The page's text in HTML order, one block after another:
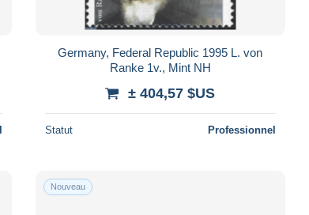
Germany, Federal Republic 1995 L. von
Ranke 1v., Mint NH
± 404,57 $US
Statut Professionnel
Nouveau